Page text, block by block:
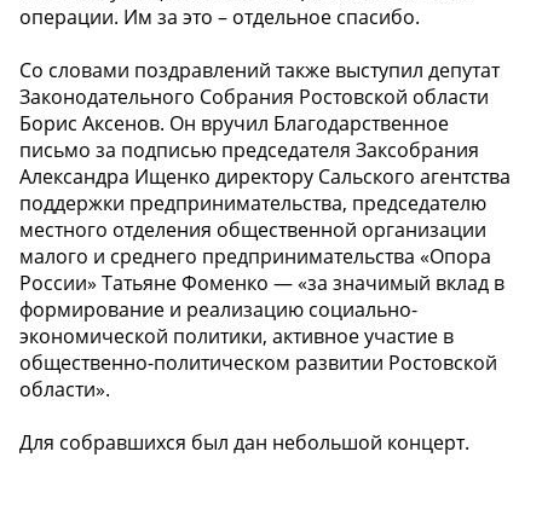
операции. Им за это – отдельное спасибо.
Со словами поздравлений также выступил депутат
Законодательного Собрания Ростовской области
Борис Аксенов. Он вручил Благодарственное
письмо за подписью председателя Заксобрания
Александра Ищенко директору Сальского агентства
поддержки предпринимательства, председателю
местного отделения общественной организации
малого и среднего предпринимательства «Опора
России» Татьяне Фоменко — «за значимый вклад в
формирование и реализацию социально-
экономической политики, активное участие в
общественно-политическом развитии Ростовской
области».
Для собравшихся был дан небольшой концерт.